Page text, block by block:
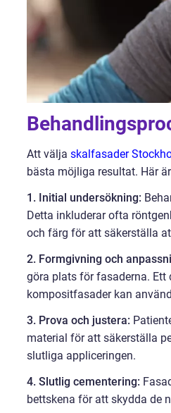
Att välja skalfasader
bästa möjliga resultat. Här
1. Initial undersökning:
Detta inkluderar ofta
och färg för att säkerställa
2. Formgivning och
göra plats för fasaderna.
kompositfasader kan
3. Prova och justera:
material för att säkerställa
slutliga appliceringen.
4. Slutlig cementering:
bettskena för att skydda de